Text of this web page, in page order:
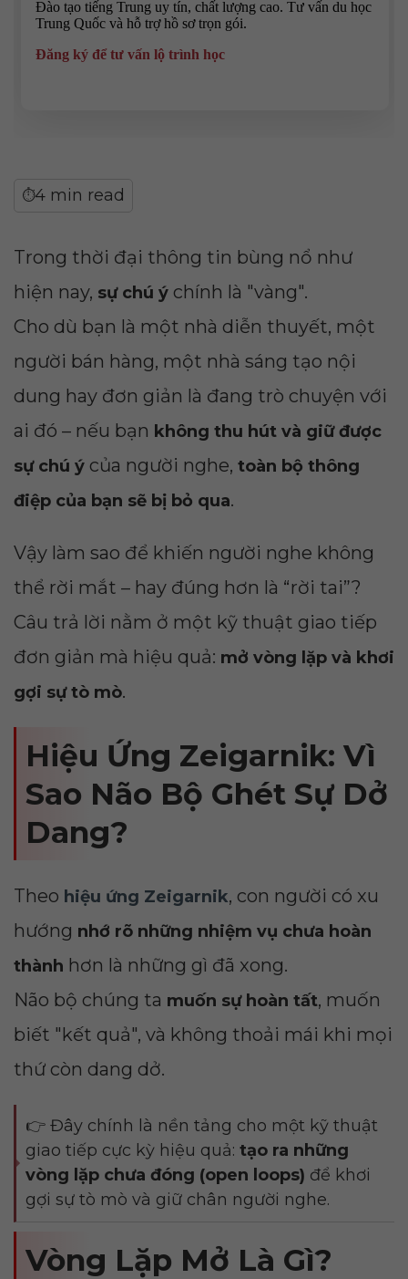
⏱4 min read
Trong thời đại thông tin bùng nổ như
hiện nay, sự chú ý chính là "vàng".
Cho dù bạn là một nhà diễn thuyết, một
người bán hàng, một nhà sáng tạo nội
dung hay đơn giản là đang trò chuyện với
ai đó – nếu bạn không thu hút và giữ được
sự chú ý của người nghe, toàn bộ thông
điệp của bạn sẽ bị bỏ qua.
Vậy làm sao để khiến người nghe không
thể rời mắt – hay đúng hơn là “rời tai”?
Câu trả lời nằm ở một kỹ thuật giao tiếp
đơn giản mà hiệu quả: mở vòng lặp và khơi
gợi sự tò mò.
Hiệu Ứng Zeigarnik: Vì
Sao Não Bộ Ghét Sự Dở
Dang?
Theo hiệu ứng Zeigarnik, con người có xu
hướng nhớ rõ những nhiệm vụ chưa hoàn
thành hơn là những gì đã xong.
Não bộ chúng ta muốn sự hoàn tất, muốn
biết "kết quả", và không thoải mái khi mọi
thứ còn dang dở.
👉 Đây chính là nền tảng cho một kỹ thuật
giao tiếp cực kỳ hiệu quả: tạo ra những
vòng lặp chưa đóng (open loops) để khơi
gợi sự tò mò và giữ chân người nghe.
Vòng Lặp Mở Là Gì?